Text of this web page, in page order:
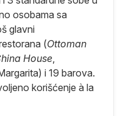
osobama sa
glavni
(Ottoman
House,
i 19 barova.
korišćenje à la